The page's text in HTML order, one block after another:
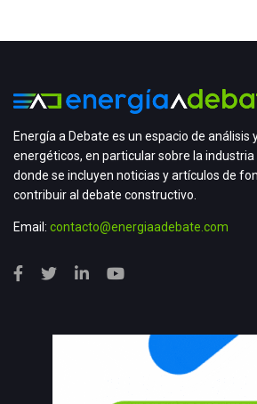
Energía a Debate es un espacio de análisis
energéticos, en particular sobre la
donde se incluyen noticias y artículos de
contribuir al debate constructivo.
Email: contacto@energiaadebate.com